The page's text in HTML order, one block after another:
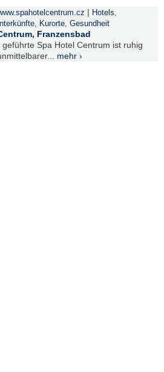
| Hotels,
, Kurorte, Gesundheit
Franzensbad
geführte Spa Hotel Centrum ist ruhig
mehr ›